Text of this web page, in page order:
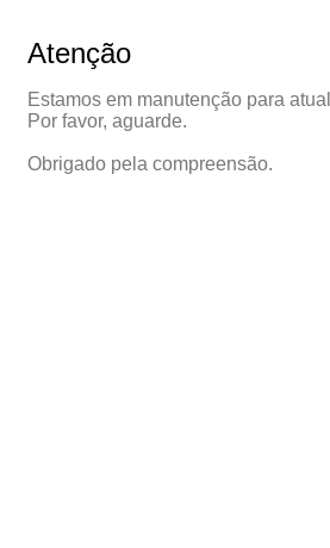
Atenção
Estamos em manutenção para
Por favor, aguarde.
Obrigado pela compreensão.